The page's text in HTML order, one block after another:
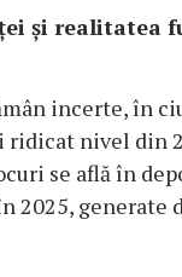
și realitatea
incerte, în
nivel din
se află în
2025,